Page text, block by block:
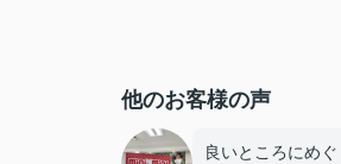
他のお客様の声
良いところにめぐ